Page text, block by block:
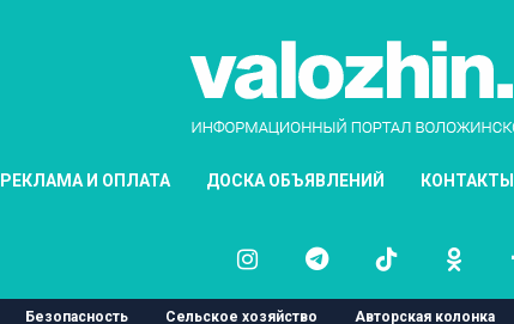
РЕКЛАМА И ОПЛАТА ДОСКА ОБЪЯВЛЕНИЙ КОНТАКТЫ
Безопасность Сельское хозяйство Авторская колонка